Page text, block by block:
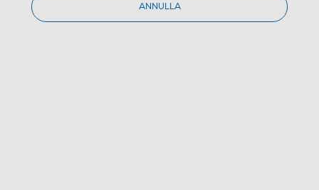
LAICA - VT3504-TRASPARENTE
ANNULLA